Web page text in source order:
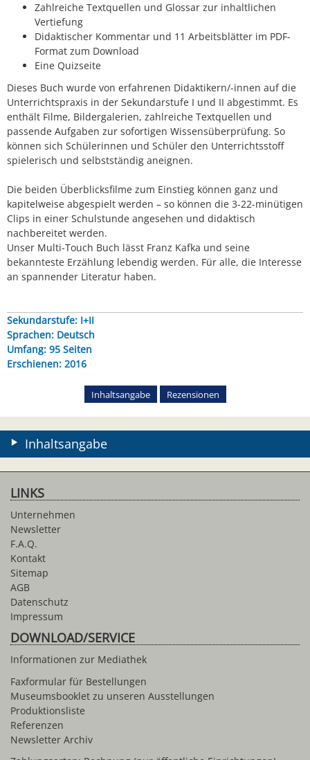
Zahlreiche Textquellen und Glossar zur inhaltlichen
Vertiefung
Didaktischer Kommentar und 11 Arbeitsblätter im PDF-
Format zum Download
Eine Quizseite
Dieses Buch wurde von erfahrenen Didaktikern/-innen auf die
Unterrichtspraxis in der Sekundarstufe I und II abgestimmt. Es
enthält Filme, Bildergalerien, zahlreiche Textquellen und
passende Aufgaben zur sofortigen Wissensüberprüfung. So
können sich Schülerinnen und Schüler den Unterrichtsstoff
spielerisch und selbstständig aneignen.
Die beiden Überblicksfilme zum Einstieg können ganz und
kapitelweise abgespielt werden – so können die 3-22-minütigen
Clips in einer Schulstunde angesehen und didaktisch
nachbereitet werden.
Unser Multi-Touch Buch lässt Franz Kafka und seine
bekannteste Erzählung lebendig werden. Für alle, die Interesse
an spannender Literatur haben.
Sekundarstufe: I+II
Sprachen: Deutsch
Umfang: 95 Seiten
Erschienen: 2016
Inhaltsangabe Rezensionen
Inhaltsangabe
LINKS
Unternehmen
Newsletter
F.A.Q.
Kontakt
Sitemap
AGB
Datenschutz
Impressum
DOWNLOAD/SERVICE
Informationen zur Mediathek
Faxformular für Bestellungen
Museumsbooklet zu unseren Ausstellungen
Produktionsliste
Referenzen
Newsletter Archiv